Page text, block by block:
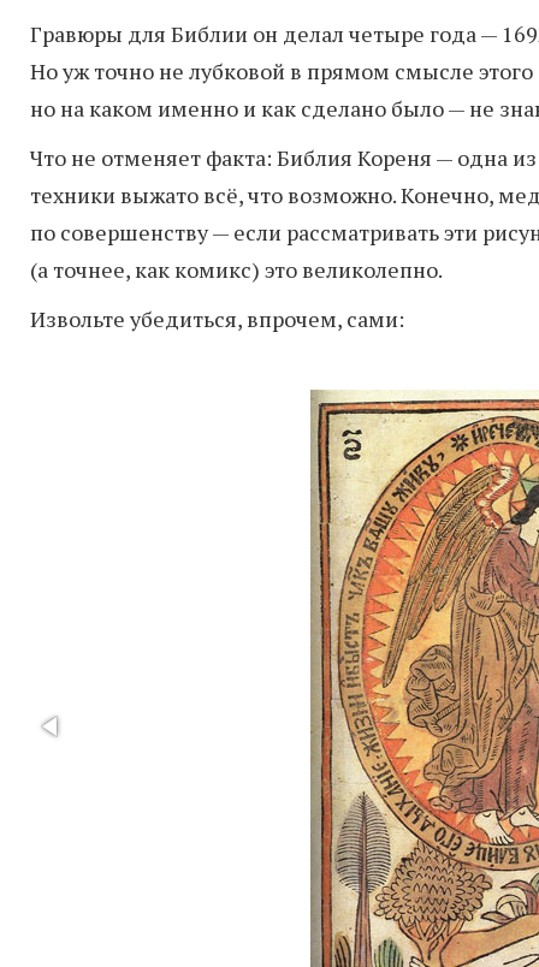
Гравюры для Библии он делал четыре года —
Но уж точно не лубковой в прямом смысле
но на каком именно и как сделано было — не
Что не отменяет факта: Библия Кореня — одна
техники выжато всё, что возможно. Конечно,
по совершенству — если рассматривать эти
(а точнее, как комикс) это великолепно.
Извольте убедиться, впрочем, сами: